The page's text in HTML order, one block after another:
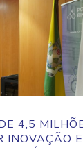
4,5
INOVAÇÃO E